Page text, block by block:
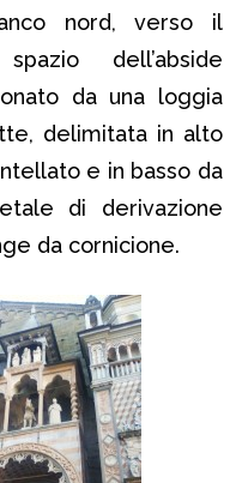
nord, verso il
dell’abside
da una loggia
delimitata in alto
e in basso da
di derivazione
da cornicione.